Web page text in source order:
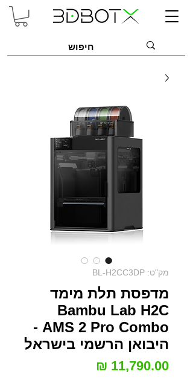
מק"ט: BL-H2CC3DP
מדפסת תלת מימד
Bambu Lab H2C
AMS 2 Pro Combo -
היבואן הרשמי בישראל